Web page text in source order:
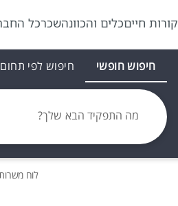
קורות חייםכלים והכוונהשכרכל
חיפוש חופשי חיפוש לפי תחום
מה התפקיד הבא שלך?
לוח